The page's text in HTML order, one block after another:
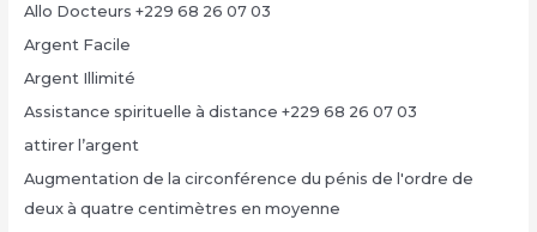
Allo Docteurs +229 68 26 07 03
Argent Facile
Argent Illimité
Assistance spirituelle à distance +229 68 26 07 03
attirer l’argent
Augmentation de la circonférence du pénis de l'ordre de
deux à quatre centimètres en moyenne